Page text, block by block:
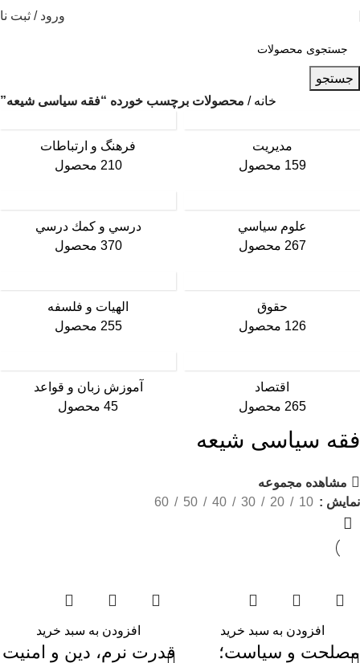
ورود / ثبت
جستجو
خانه
محصولات برچسب خورده “فقه سیاسی شیعه”
مديريت
159 محصول
فرهنگ و ارتباطات
210 محصول
علوم سياسي
267 محصول
درسي و كمك درسي
370 محصول
حقوق
126 محصول
الهیات و فلسفه
255 محصول
اقتصاد
265 محصول
آموزش زبان و قواعد
45 محصول
فقه سیاسی شیعه
مشاهده مجموعه
نمایش
10
20
30
40
50
60
افزودن به سبد خرید
مصلحت و سیاست؛
افزودن به سبد خرید
قدرت نرم، دین و امنیت